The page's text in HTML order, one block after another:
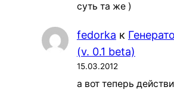
суть та же )
fedorka к
(v. 0.1 beta)
15.03.2012
а вот теперь